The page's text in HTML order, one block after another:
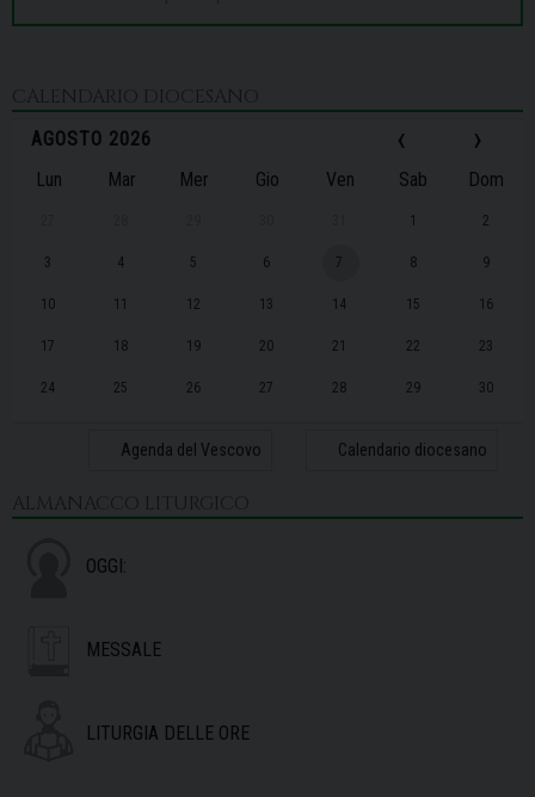
CALENDARIO DIOCESANO
‹
AGOSTO 2026 ›
Lun Mar Mer Gio Ven Sab Dom
1 2
3 4 5 6 7 8 9
10 11 12 13 14 15 16
17 18 19 20 21 22 23
24 25 26 27 28 29 30
Agenda del Vescovo Calendario diocesano
ALMANACCO LITURGICO
OGGI:
MESSALE
LITURGIA DELLE ORE